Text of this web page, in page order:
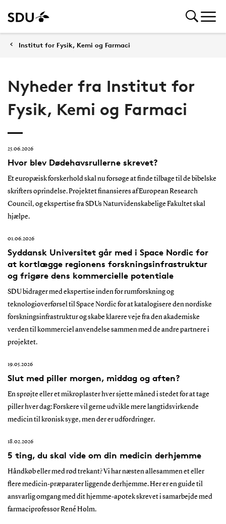
Institut for Fysik, Kemi og Farmaci
Nyheder fra Institut for
Fysik, Kemi og Farmaci
25.06.2026
Hvor blev Dødehavsrullerne skrevet?
Et europæisk forskerhold skal nu forsøge at finde tilbage til de bibelske
skrifters oprindelse. Projektet finansieres af European Research
Council, og ekspertise fra SDUs Naturvidenskabelige Fakultet skal
hjælpe.
01.06.2026
Syddansk Universitet går med i Space Nordic for
at kortlægge regionens forskningsinfrastruktur
og frigøre dens kommercielle potentiale
SDU bidrager med ekspertise inden for rumforskning og
teknologioverførsel til Space Nordic for at katalogisere den nordiske
forskningsinfrastruktur og skabe klarere veje fra den akademiske
verden til kommerciel anvendelse sammen med de andre partnere i
projektet.
19.05.2026
Slut med piller morgen, middag og aften?
En sprøjte eller et mikroplaster hver sjette måned i stedet for at tage
piller hver dag: Forskere vil gerne udvikle mere langtidsvirkende
medicin til kronisk syge, men der er udfordringer.
18.02.2026
5 ting, du skal vide om din medicin derhjemme
Håndkøb eller med rød trekant? Vi har næsten allesammen et eller
flere medicin-præparater liggende derhjemme. Her er en guide til
ansvarlig omgang med dit hjemme-apotek skrevet i samarbejde med
farmaciprofessor René Holm.